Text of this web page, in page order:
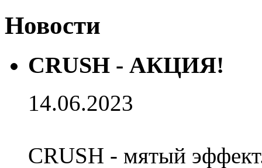
Новости
CRUSH - АКЦИЯ!
14.06.2023
CRUSH - мятый